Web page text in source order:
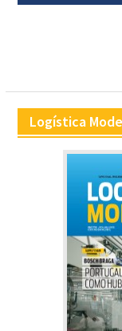
Logística